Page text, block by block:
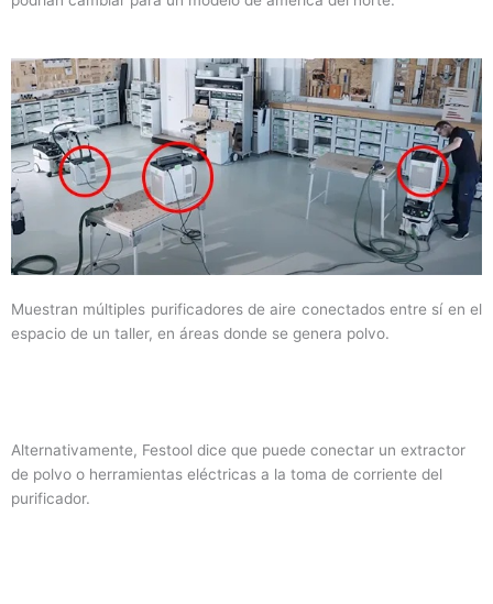
Muestran múltiples purificadores de aire conectados entre sí en el
espacio de un taller, en áreas donde se genera polvo.
Alternativamente, Festool dice que puede conectar un extractor
de polvo o herramientas eléctricas a la toma de corriente del
purificador.